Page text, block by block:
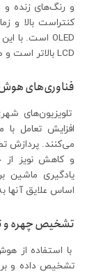
و رنگ‌های زنده و
کنتراست بالا و
LCD بالاتر است و طول عمر آنها نیز ممکن است کمتر باشد.
فناوری‌های
تلویزیون‌های
افزایش تعامل
می‌کنند. پردازش
و کاهش نویز از
یادگیری ماشین
اساس علایق آنها
تشخیص چهره و
با استفاده از
تشخیص داده و